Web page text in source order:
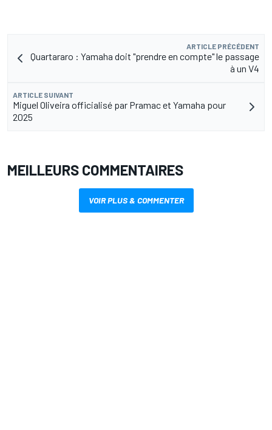
ARTICLE PRÉCÉDENT
Quartararo : Yamaha doit "prendre en compte" le passage
à un V4
ARTICLE SUIVANT
Miguel Oliveira officialisé par Pramac et Yamaha pour
2025
MEILLEURS COMMENTAIRES
VOIR PLUS & COMMENTER